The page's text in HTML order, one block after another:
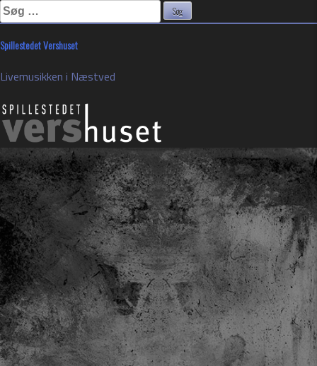
Søg
efter:
to
Spillestedet Vershuset
Livemusikken i Næstved